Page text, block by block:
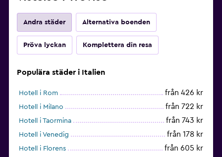
Andra städer Alternativa boenden
Pröva lyckan Komplettera din resa
Populära städer i Italien
Hotell i Rom från 426 kr
Hotell i Milano från 722 kr
Hotell i Taormina från 743 kr
Hotell i Venedig från 178 kr
Hotell i Florens från 605 kr